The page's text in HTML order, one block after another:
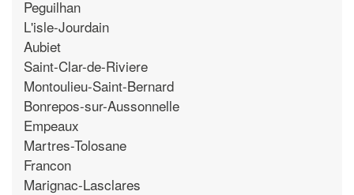
Peguilhan
L'isle-Jourdain
Aubiet
Saint-Clar-de-Riviere
Montoulieu-Saint-Bernard
Bonrepos-sur-Aussonnelle
Empeaux
Martres-Tolosane
Francon
Marignac-Lasclares